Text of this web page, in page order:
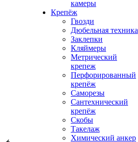
камеры
Крепёж
Гвозди
Дюбельная техника
Заклепки
Кляймеры
Метрический
крепеж
Перфорированный
крепёж
Саморезы
Сантехнический
крепёж
Скобы
Такелаж
Химический анкер